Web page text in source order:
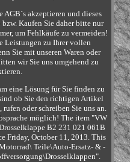
AGB´s akzeptieren und dieses
Kaufen Sie daher bitte nur
um Fehlkäufe zu vermeiden!
Leistungen zu Ihrer vollen
Sie mit unseren Waren oder
wir Sie uns umgehend zu
eine Lösung für Sie finden zu
ob Sie den richtigen Artikel
oder schreiben Sie uns an.
möglich! The item "VW
B2 231 021 061B
Friday, October 11, 2013. This
Teile\Auto-Ersatz- & -